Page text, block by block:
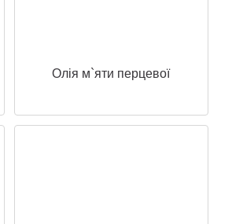
Олія м`яти перцевої